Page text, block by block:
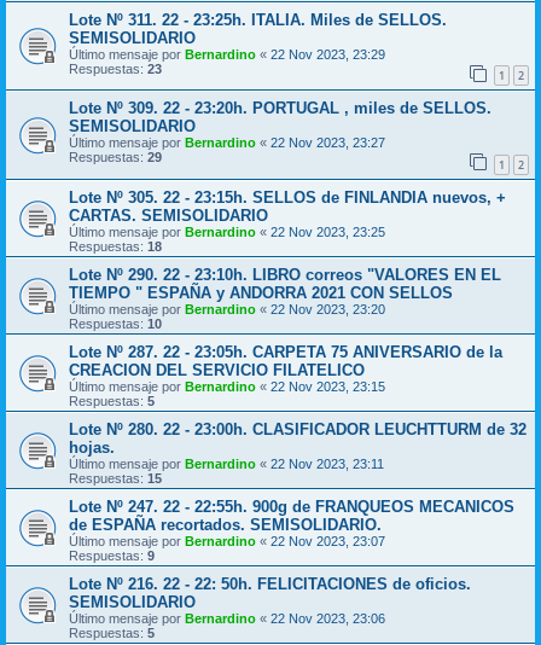
Lote Nº 311. 22 - 23:25h. ITALIA. Miles de SELLOS.
SEMISOLIDARIO
Último mensaje por Bernardino « 22 Nov 2023, 23:29
Respuestas: 23 1 2
Lote Nº 309. 22 - 23:20h. PORTUGAL , miles de SELLOS.
SEMISOLIDARIO
Último mensaje por Bernardino « 22 Nov 2023, 23:27
Respuestas: 29 1 2
Lote Nº 305. 22 - 23:15h. SELLOS de FINLANDIA nuevos, +
CARTAS. SEMISOLIDARIO
Último mensaje por Bernardino « 22 Nov 2023, 23:25
Respuestas: 18
Lote Nº 290. 22 - 23:10h. LIBRO correos "VALORES EN EL
TIEMPO " ESPAÑA y ANDORRA 2021 CON SELLOS
Último mensaje por Bernardino « 22 Nov 2023, 23:20
Respuestas: 10
Lote Nº 287. 22 - 23:05h. CARPETA 75 ANIVERSARIO de la
CREACION DEL SERVICIO FILATELICO
Último mensaje por Bernardino « 22 Nov 2023, 23:15
Respuestas: 5
Lote Nº 280. 22 - 23:00h. CLASIFICADOR LEUCHTTURM de 32
hojas.
Último mensaje por Bernardino « 22 Nov 2023, 23:11
Respuestas: 15
Lote Nº 247. 22 - 22:55h. 900g de FRANQUEOS MECANICOS
de ESPAÑA recortados. SEMISOLIDARIO.
Último mensaje por Bernardino « 22 Nov 2023, 23:07
Respuestas: 9
Lote Nº 216. 22 - 22: 50h. FELICITACIONES de oficios.
SEMISOLIDARIO
Último mensaje por Bernardino « 22 Nov 2023, 23:06
Respuestas: 5